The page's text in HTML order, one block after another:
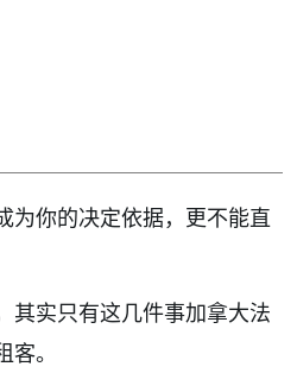
为你的决定依据，更不能直
其实只有这几件事加拿大法
。